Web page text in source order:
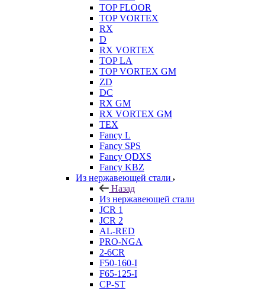
TOP FLOOR
TOP VORTEX
RX
D
RX VORTEX
TOP LA
TOP VORTEX GM
ZD
DC
RX GM
RX VORTEX GM
TEX
Fancy L
Fancy SPS
Fancy QDXS
Fancy KBZ
Из нержавеющей стали
Назад
Из нержавеющей стали
JCR 1
JCR 2
AL-RED
PRO-NGA
2-6CR
F50-160-I
F65-125-I
CP-ST